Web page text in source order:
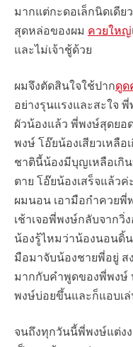
มากแต่กะดอเล็กนิดเดีย
สุดหล่อของผม ควยใหญ่
และไม่เจ้าชู้ด้วย
ผมจึงตัดสินใจใช้ปากดูด
อย่างรุนแรงและสะใจ
ผัวน้องแล้ว พี่พงษ์สุดยอ
พงษ์ โอ๊ยน้องเสียวเหลื
ชาตินี้น้องมีบุญเหลือเกิ
ตาย โอ๊ยน้องเสร็จแล้ว
ผมนอน เอามือกำควย
เช้าเจอพี่พงษ์กลับจาก
น้องรู้ไหมว่าน้องนอนดิ้น
มือมาจับน้องชายพี่อยู่ ส
มากกับคำพูดของพี่พงษ์
พงษ์บ่อยขึ้นและก็แอบเ
จนถึงทุกวันนี้พี่พงษ์แต่ง